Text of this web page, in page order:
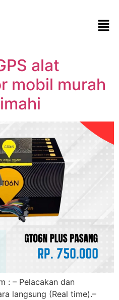
alat
mobil murah
: – Pelacakan dan
langsung (Real time).–